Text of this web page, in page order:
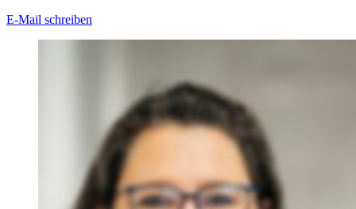
E-Mail schreiben